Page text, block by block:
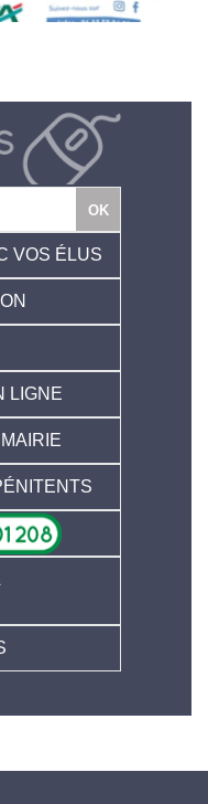
VOS ÉLUS
LIGNE